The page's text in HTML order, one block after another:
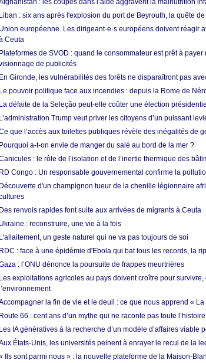
: les coupes dans l’aide aggravent la malnutrition
Liban : six ans après l'explosion du port de Beyrouth, la quête
Union européenne. Les dirigeant·e·s européens doivent réagir
Ceuta
Plateformes de SVOD : quand le consommateur est prêt à
de publicités
En Gironde, les vulnérabilités des forêts ne disparaîtront pas
Le pouvoir politique face aux incendies : depuis la Rome de
La défaite de la Seleção peut-elle coûter une élection
L’administration Trump veut priver les citoyens d’un puissant
que l’accès aux toilettes publiques révèle des inégalités de
Pourquoi a-t-on envie de manger du salé au bord de la mer ?
: le rôle de l’isolation et de l’inertie thermique des
RD Congo : Un responsable gouvernemental confirme la
Découverte d'un champignon tueur de la chenille légionnaire
Des renvois rapides font suite aux arrivées de migrants à Ceuta
Ukraine : reconstruire, une vie à la fois
L'allaitement, un geste naturel qui ne va pas toujours de soi
RDC : face à une épidémie d'Ebola qui bat tous les records, la
: l’ONU dénonce la poursuite de frappes meurtrières
Les exploitations agricoles au pays doivent croître pour
l’environnement
la fin de vie et le deuil : ce que nous apprend «
Route 66 : cent ans d’un mythe qui ne raconte pas toute l’histoire
Les IA génératives à la recherche d’un modèle d’affaires viable
États-Unis, les universités peinent à enrayer le recul de la
Ils sont parmi nous » : la nouvelle plateforme de la Maison-